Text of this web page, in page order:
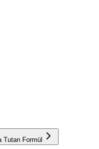
Formül